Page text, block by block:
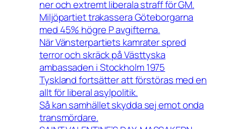
ner och extremt liberala straff för GM.
Miljöpartiet trakassera Göteborgarna
med 45% högre P avgifterna.
När Vänsterpartiets kamrater spred
terror och skräck på Västtyska
ambassaden i Stockholm 1975
Tyskland fortsätter att förstöras med en
allt för liberal asylpolitik.
Så kan samhället skydda sej emot onda
transmördare.